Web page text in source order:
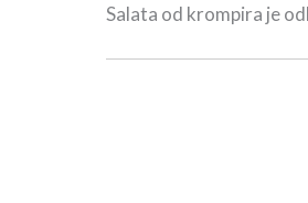
Salata od krompira je